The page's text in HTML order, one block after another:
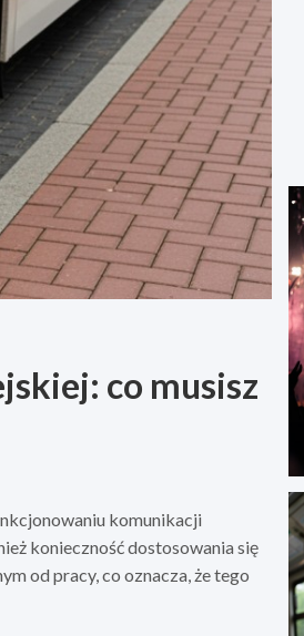
co musisz
komunikacji
konieczność dostosowania się
od pracy, co oznacza, że tego